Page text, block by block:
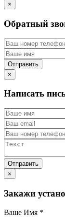
×
Обратный
×
Написать
×
Закажи
Ваше Имя *